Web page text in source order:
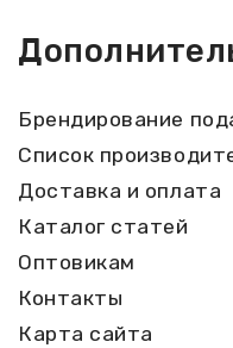
Брендирование
Список
Доставка и оплата
Каталог статей
Оптовикам
Контакты
Карта сайта